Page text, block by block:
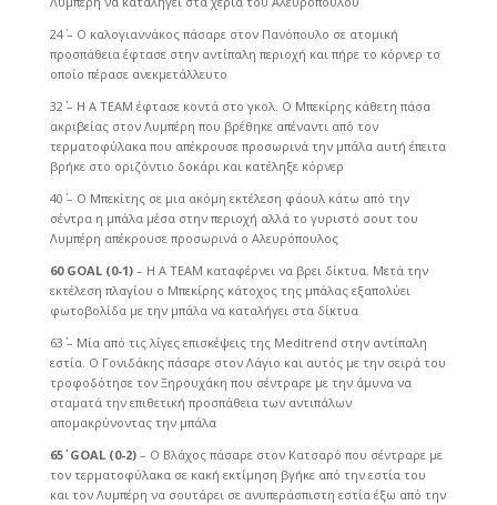
24΄ – Ο καλογιαννάκος πάσαρε στον Πανόπουλο σε ατομική
προσπάθεια έφτασε στην αντίπαλη περιοχή και πήρε το κόρνερ το
οποίο πέρασε ανεκμετάλλευτο
32΄ – Η Α ΤΕΑΜ έφτασε κοντά στο γκολ. Ο Μπεκίρης κάθετη πάσα
ακριβείας στον Λυμπέρη που βρέθηκε απέναντι από τον
τερματοφύλακα που απέκρουσε προσωρινά την μπάλα αυτή έπειτα
βρήκε στο οριζόντιο δοκάρι και κατέληξε κόρνερ
40΄ – Ο Μπεκίτης σε μια ακόμη εκτέλεση φάουλ κάτω από την
σέντρα η μπάλα μέσα στην περιοχή αλλά το γυριστό σουτ του
Λυμπέρη απέκρουσε προσωρινά ο Αλευρόπουλος
60 GOAL(0-1)– Η Α ΤΕΑΜ καταφέρνει να βρει δίκτυα. Μετά την
εκτέλεση πλαγίου ο Μπεκίρης κάτοχος της μπάλας εξαπολύει
φωτοβολίδα με την μπάλα να καταλήγει στα δίκτυα
63΄ – Μία από τις λίγες επισκέψεις της Meditrend στην αντίπαλη
εστία. Ο Γονιδάκης πάσαρε στον Λάγιο και αυτός με την σειρά του
τροφοδότησε τον Ξηρουχάκη που σέντραρε με την άμυνα να
σταματά την επιθετική προσπάθεια των αντιπάλων
απομακρύνοντας την μπάλα
65΄GOAL(0-2)– Ο Βλάχος πάσαρε στον Κατσαρό που σέντραρε με
τον τερματοφύλακα σε κακή εκτίμηση βγήκε από την εστία του
και τον Λυμπέρη να σουτάρει σε ανυπεράσπιστη εστία έξω από την